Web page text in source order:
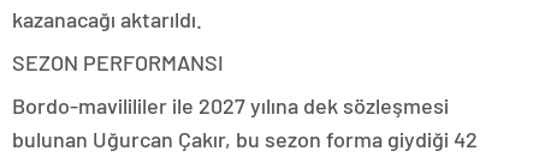
kazanacağı aktarıldı.
SEZON PERFORMANSI
Bordo-mavilililer ile 2027 yılına dek sözleşmesi
bulunan Uğurcan Çakır, bu sezon forma giydiği 42